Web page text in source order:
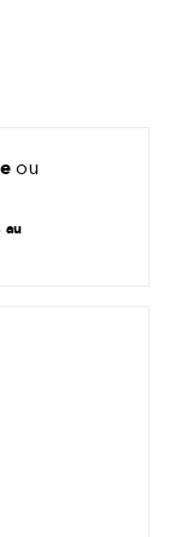
ou
au